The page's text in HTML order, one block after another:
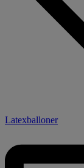
Latexballoner